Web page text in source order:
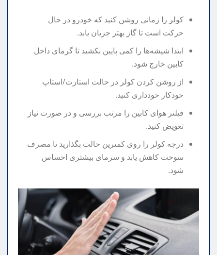
کولر را زمانی روشن کنید که خودرو در حال
حرکت است تا گاز بهتر جریان یابد.
ابتدا شیشه‌ها را کمی پایین بکشید تا گرمای داخل
کابین خارج شود.
از روشن کردن کولر در حالت استارت/استاپ
خودکار خودداری کنید.
فیلتر هوای کابین را مرتب بررسی و در صورت نیاز
تعویض کنید.
درجه کولر را روی کمترین حالت بگذارید تا مصرف
سوخت کاهش یابد و سرمای بیشتری احساس
شود.